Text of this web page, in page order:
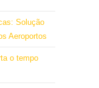
Solução
Aeroportos
o tempo